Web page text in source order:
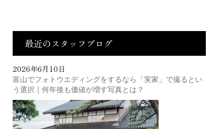
最近のスタッフブログ
2026年6月10日
富山でフォトウエディングをするなら「実家」で撮るとい
う選択｜何年後も価値が増す写真とは？